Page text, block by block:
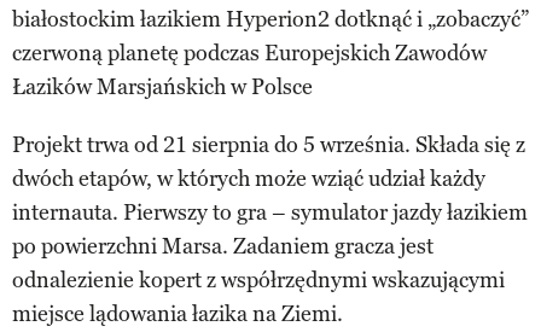
białostockim łazikiem Hyperion2 dotknąć i „zobaczyć”
czerwoną planetę podczas Europejskich Zawodów
Łazików Marsjańskich w Polsce
Projekt trwa od 21 sierpnia do 5 września. Składa się z
dwóch etapów, w których może wziąć udział każdy
internauta. Pierwszy to gra – symulator jazdy łazikiem
po powierzchni Marsa. Zadaniem gracza jest
odnalezienie kopert z współrzędnymi wskazującymi
miejsce lądowania łazika na Ziemi.